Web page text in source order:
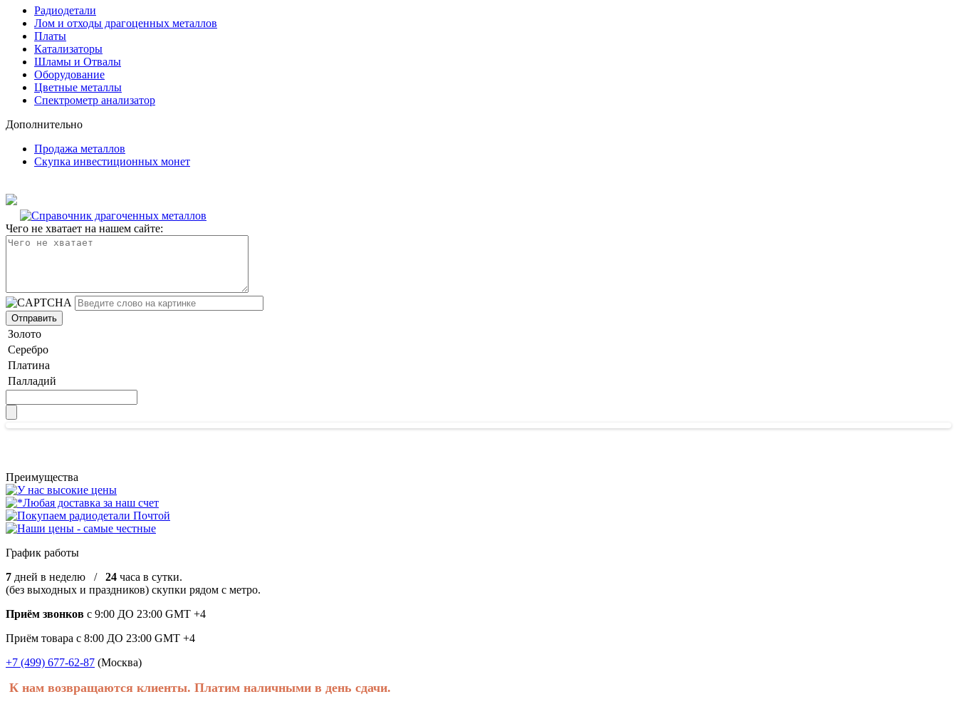
Радиодетали
Лом и отходы драгоценных металлов
Платы
Катализаторы
Шламы и Отвалы
Оборудование
Цветные металлы
Спектрометр анализатор
Дополнительно
Продажа металлов
Скупка инвестиционных монет
Чего не хватает на нашем сайте:
Золото
Серебро
Платина
Палладий
Преимущества
График работы
7 дней в неделю / 24 часа в сутки.
(без выходных и праздников) скупки рядом с метро.
Приём звонков с 9:00 ДО 23:00 GMT +4
Приём товара с 8:00 ДО 23:00 GMT +4
+7 (499) 677-62-87 (Москва)
К нам возвращаются клиенты. Платим наличными в день сдачи.